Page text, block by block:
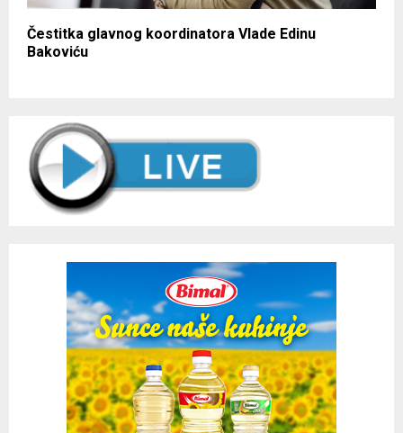
Čestitka glavnog koordinatora Vlade Edinu
Bakoviću